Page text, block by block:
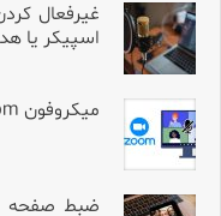
غیرفعال
اسپیکر یا
میکروفون Zoom در ویندوز ۱۱/۱۰ کار نمی کند؟